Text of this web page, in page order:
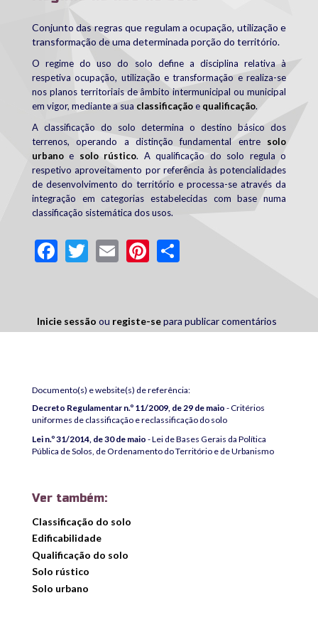
Conjunto das regras que regulam a ocupação, utilização e
transformação de uma determinada porção do território.
O regime do uso do solo define a disciplina relativa à
respetiva ocupação, utilização e transformação e realiza-se
nos planos territoriais de âmbito intermunicipal ou municipal
em vigor, mediante a sua classificaçãoe qualificação.
A classificação do solo determina o destino básico dos
terrenos, operando a distinção fundamental entre solo
urbano e solo rústico. A qualificação do solo regula o
respetivo aproveitamento por referência às potencialidades
de desenvolvimento do território e processa-se através da
integração em categorias estabelecidas com base numa
classificação sistemática dos usos.
Facebook
Twitter
EmailPinterest
Inicie sessão ou registe-separa publicar comentários
Documento(s) e website(s) de referência:
Decreto Regulamentar n.º 11/2009, de 29 de maio - Critérios
uniformes de classificação e reclassificação do solo
Lei n.º 31/2014, de 30 de maio - Lei de Bases Gerais da Política
Pública de Solos, de Ordenamento do Território e de Urbanismo
Ver também:
Classificação do solo
Edificabilidade
Qualificação do solo
Solo rústico
Solo urbano